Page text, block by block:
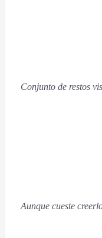
Conjunto de restos
Aunque cueste